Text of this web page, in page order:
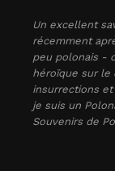
Un excellent
récemment
peu polonais -
héroïque sur le
insurrections
je suis un
Souvenirs de